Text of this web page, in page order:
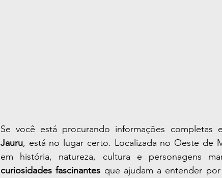
Jauru, está no lugar certo. Localizada no Oeste de
em história, natureza, cultura e personagens
curiosidades fascinantes que ajudam a entender